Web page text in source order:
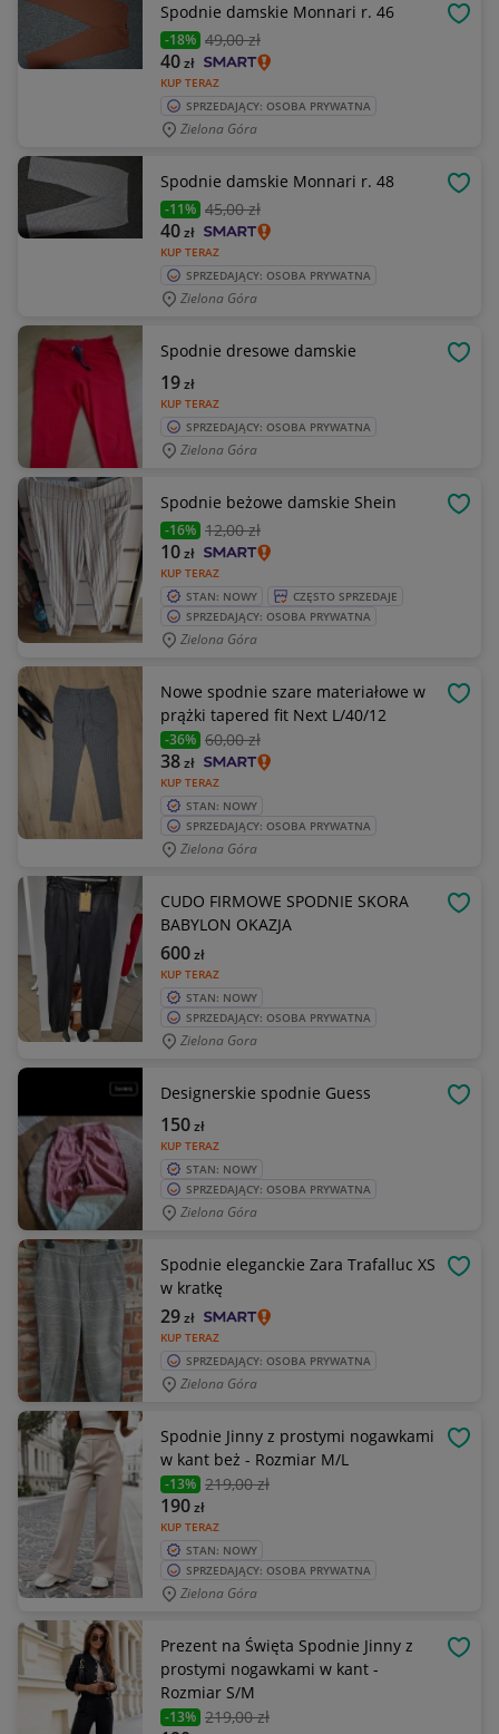
Spodnie damskie Monnari r. 46
-18% 49,00 zł
KUP TERAZ
40zł
SPRZEDAJĄCY: OSOBA PRYWATNA
Zielona Góra
Spodnie damskie Monnari r. 48
-11% 45,00 zł
KUP TERAZ
40zł
SPRZEDAJĄCY: OSOBA PRYWATNA
Zielona Góra
Spodnie dresowe damskie
KUP TERAZ
19zł
SPRZEDAJĄCY: OSOBA PRYWATNA
Zielona Góra
Spodnie beżowe damskie Shein
-16% 12,00 zł
KUP TERAZ
10zł
STAN: NOWY
CZĘSTO SPRZEDAJE
SPRZEDAJĄCY: OSOBA PRYWATNA
Zielona Góra
Nowe spodnie szare materiałowe w
prążki tapered fit Next L/40/12
-36% 60,00 zł
KUP TERAZ
38zł
STAN: NOWY
SPRZEDAJĄCY: OSOBA PRYWATNA
Zielona Góra
CUDO FIRMOWE SPODNIE SKORA
BABYLON OKAZJA
KUP TERAZ
600zł
STAN: NOWY
SPRZEDAJĄCY: OSOBA PRYWATNA
Zielona Gora
Designerskie spodnie Guess
KUP TERAZ
150zł
STAN: NOWY
SPRZEDAJĄCY: OSOBA PRYWATNA
Zielona Góra
Spodnie eleganckie Zara Trafalluc XS
w kratkę
KUP TERAZ
29zł
SPRZEDAJĄCY: OSOBA PRYWATNA
Zielona Góra
Spodnie Jinny z prostymi nogawkami
w kant beż - Rozmiar M/L
-13% 219,00 zł
KUP TERAZ
190zł
STAN: NOWY
SPRZEDAJĄCY: OSOBA PRYWATNA
Zielona Góra
Prezent na Święta Spodnie Jinny z
prostymi nogawkami w kant -
Rozmiar S/M
-13% 219,00 zł